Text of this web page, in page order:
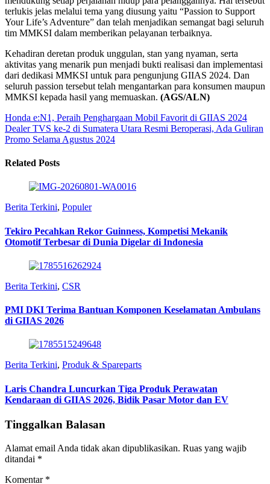
terlukis jelas melalui tema yang diusung yaitu “Passion to Support
Your Life’s Adventure” dan telah menjadikan semangat bagi seluruh
tim MMKSI dalam memberikan pelayanan terbaiknya.
Kehadiran deretan produk unggulan, stan yang nyaman, serta
aktivitas yang menarik pun menjadi bukti realisasi dan implementasi
dari dedikasi MMKSI untuk para pengunjung GIIAS 2024. Dan
seluruh passion tersebut telah mengantarkan para konsumen maupun
MMKSI kepada hasil yang memuaskan. (AGS/ALN)
Honda e:N1, Peraih Penghargaan Mobil Favorit di GIIAS 2024
Dealer TVS ke-2 di Sumatera Utara Resmi Beroperasi, Ada Guliran
Promo Selama Agustus 2024
Related Posts
Berita Terkini, Populer
Tekiro Pecahkan Rekor Guinness, Kompetisi Mekanik
Otomotif Terbesar di Dunia Digelar di Indonesia
Berita Terkini, CSR
PMI DKI Terima Bantuan Komponen Keselamatan Ambulans
di GIIAS 2026
Berita Terkini, Produk & Spareparts
Laris Chandra Luncurkan Tiga Produk Perawatan
Kendaraan di GIIAS 2026, Bidik Pasar Motor dan EV
Tinggalkan Balasan
Alamat email Anda tidak akan dipublikasikan. Ruas yang wajib
ditandai *
Komentar *